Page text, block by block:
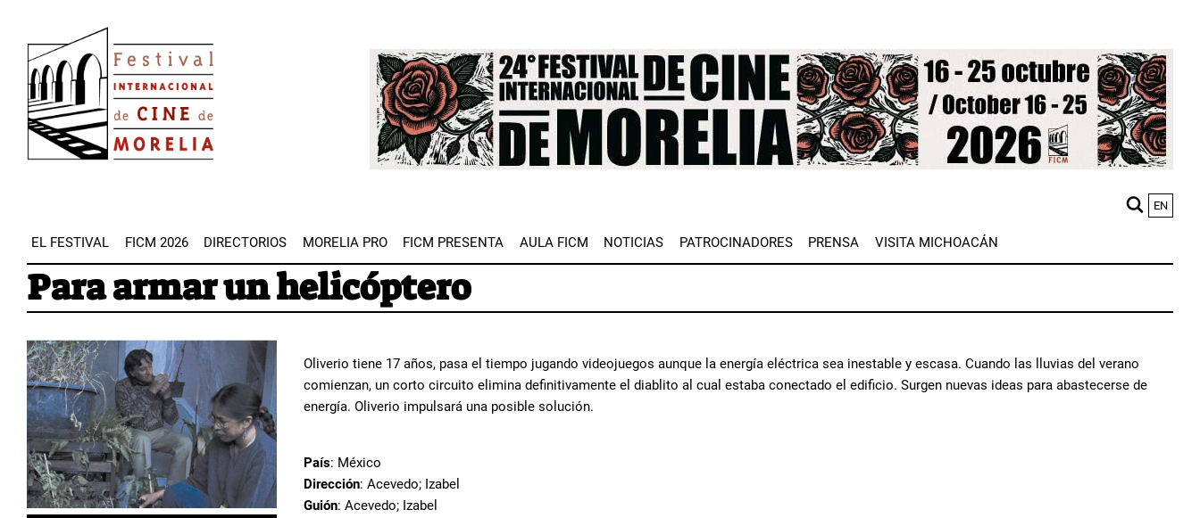
contenido
principal
Image
EN
EL FESTIVAL FICM 2026 DIRECTORIOS MORELIA PRO FICM PRESENTA AULA FICM NOTICIAS PATROCINADORES PRENSA VISITA MICHOACÁN
Para armar un helicóptero
Oliverio tiene 17 años, pasa el tiempo jugando videojuegos aunque la energía eléctrica sea inestable y escasa. Cuando las lluvias del verano
comienzan, un corto circuito elimina definitivamente el diablito al cual estaba conectado el edificio. Surgen nuevas ideas para abastecerse de
energía. Oliverio impulsará una posible solución.
País: México
Dirección: Acevedo; Izabel
Guión: Acevedo; Izabel